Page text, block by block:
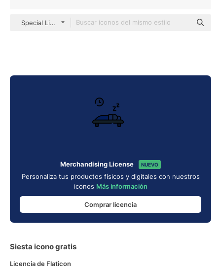
Special Lineal color
Merchandising License NUEVO
Personaliza tus productos físicos y digitales con nuestros
iconos Más información
Comprar licencia
Siesta icono gratis
Licencia de Flaticon